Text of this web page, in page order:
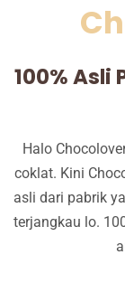
100%
Halo
coklat. Kini
asli dari pabrik
terjangkau lo.